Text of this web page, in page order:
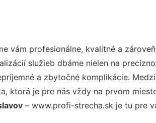
vám profesionálne, kvalitné a
služieb dbáme nielen na
a zbytočné komplikácie.
ktorá je pre nás vždy na prvom
– www.profi-strecha.sk je tu pre